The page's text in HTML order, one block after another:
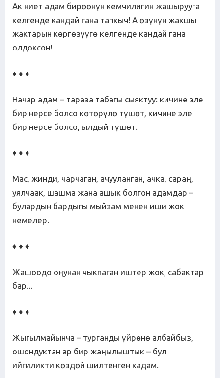
Ак ниет адам бирөөнүн кемчилигин жашырууга
келгенде кандай гана тапкыч! А өзүнүн жакшы
жактарын көргөзүүгө келгенде кандай гана
олдоксон!
♦ ♦ ♦
Начар адам – тараза табагы сыяктуу: кичине эле
бир нерсе болсо көтөрүлө түшөт, кичине эле
бир нерсе болсо, ылдый түшөт.
♦ ♦ ♦
Мас, жинди, чарчаган, ачууланган, ачка, сараң,
уялчаак, шашма жана ашык болгон адамдар –
булардын бардыгы мыйзам менен иши жок
немелер.
♦ ♦ ♦
Жашоодо оңунан чыкпаган иштер жок, сабактар
бар...
♦ ♦ ♦
Жыгылмайынча – турганды үйрөнө албайбыз,
ошондуктан ар бир жаңылыштык – бул
ийгиликти көздөй шилтенген кадам.